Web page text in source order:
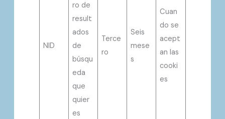
NID
ro de
result
ados
de
búsqu
eda
que
quier
es
Terce
ro
Seis
mese
s
Cuan
do se
acept
an las
cooki
es